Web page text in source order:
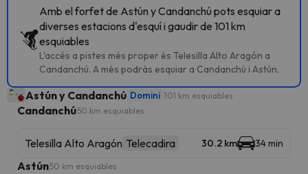
Amb el forfet de Astún y Candanchú pots esquiar a
diverses estacions d'esquí i gaudir de 101 km
esquiables
L'accés a pistes més proper és Telesilla Alto Aragón a
Candanchú. A més podràs esquiar a Candanchú i Astún.
Astún y Candanchú Domini 101 km esquiables
Candanchú50 km esquiables
Telesilla Alto Aragón Telecadira 30.2 km 34 min
Astún50 km esquiables